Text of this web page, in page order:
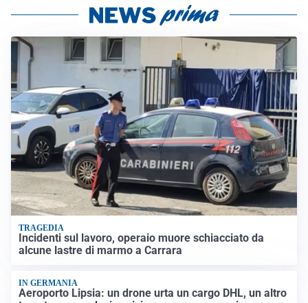
TRAGEDIA
Incidenti sul lavoro, operaio muore schiacciato da
alcune lastre di marmo a Carrara
IN GERMANIA
Aeroporto Lipsia: un drone urta un cargo DHL, un altro